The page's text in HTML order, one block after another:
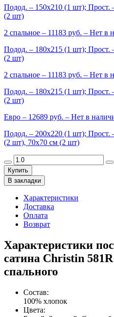
Подод. – 150х210 (1 шт); Прост.
(2 шт)
2 спальное – 11183 руб. – Нет в
Подод. – 180х215 (1 шт); Прост.
(2 шт)
2 спальное – 11183 руб. – Нет в
Подод. – 180х215 (1 шт); Прост.
(2 шт)
Евро – 12689 руб. – Нет в
Подод. – 200х220 (1 шт); Прост.
(2 шт), 70х70 см (2 шт)
Купить
В закладки
Характеристики
Доставка
Оплата
Возврат
Характеристики
сатина Christin
спального
Состав:
100% хлопок
Цвета: